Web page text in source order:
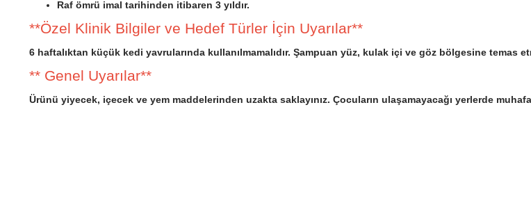
Raf ömrü imal tarihinden itibaren 3 yıldır.
**Özel Klinik Bilgiler ve Hedef Türler İçin Uyarılar**
6 haftalıktan küçük kedi yavrularında kullanılmamalıdır. Şampuan yüz, kulak içi ve göz bölgesine temas
** Genel Uyarılar**
Ürünü yiyecek, içecek ve yem maddelerinden uzakta saklayınız. Çocuların ulaşamayacağı yerlerde